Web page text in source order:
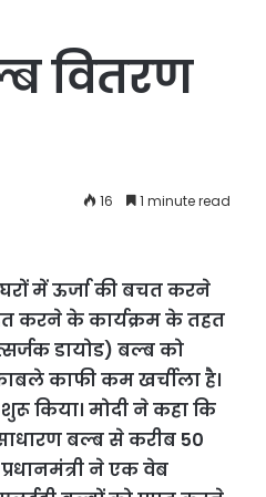
वितरण
16 1 minute read
घरों में ऊर्जा की बचत करने
करने के कार्यक्रम के तहत
डायोड) बल्ब को
काफी कम खर्चीला है।
किया। मोदी ने कहा कि
बल्ब से करीब 50
ने एक वेब